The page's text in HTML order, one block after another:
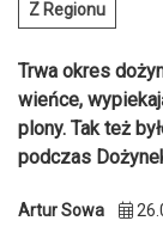
Z Regionu
Trwa okres
wieńce,
plony. Tak też
podczas
Artur Sowa